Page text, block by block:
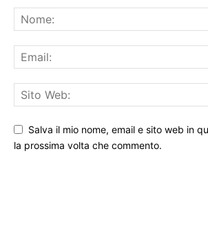
Salva il mio nome, email e sito web in
la prossima volta che commento.